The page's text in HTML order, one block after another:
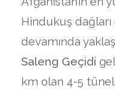
Hindukuş dağları
devamında
Saleng Geçidi
km olan 4-5